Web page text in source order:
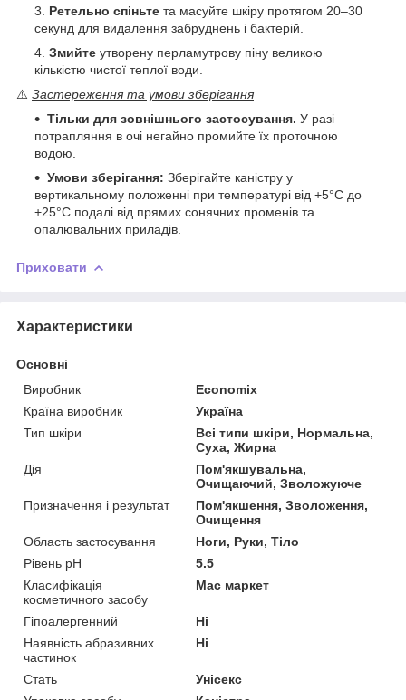
Ретельно спіньте та масуйте шкіру протягом 20–30
секунд для видалення забруднень і бактерій.
Змийте утворену перламутрову піну великою
кількістю чистої теплої води.
⚠️ Застереження та умови зберігання
Тільки для зовнішнього застосування. У разі
потрапляння в очі негайно промийте їх проточною
водою.
Умови зберігання: Зберігайте каністру у
вертикальному положенні при температурі від +5°C до
+25°C подалі від прямих сонячних променів та
опалювальних приладів.
Приховати
Характеристики
Основні
Виробник
Economix
Країна виробник
Україна
Тип шкіри
Всі типи шкіри, Нормальна,
Суха, Жирна
Дія
Пом'якшувальна,
Очищаючий, Зволожуюче
Призначення і результат
Пом'якшення, Зволоження,
Очищення
Область застосування
Ноги, Руки, Тіло
Рівень pH
5.5
Класифікація
косметичного засобу
Мас маркет
Гіпоалергенний
Ні
Наявність абразивних
частинок
Ні
Стать
Унісекс